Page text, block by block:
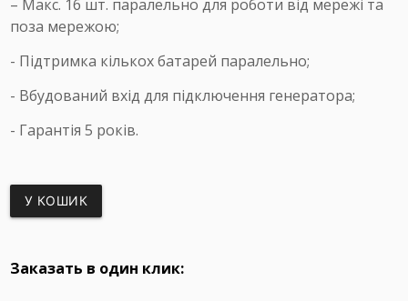
– Макс. 16 шт. паралельно для роботи від мережі та
поза мережою;
- Підтримка кількох батарей паралельно;
- Вбудований вхід для підключення генератора;
- Гарантія 5 років.
У КОШИК
Заказать в один клик: